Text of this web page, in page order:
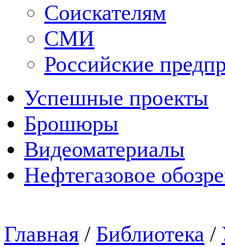
Соискателям
СМИ
Российские
Успешные проекты
Брошюры
Видеоматериалы
Нефтегазовое
Главная / Библиотека /